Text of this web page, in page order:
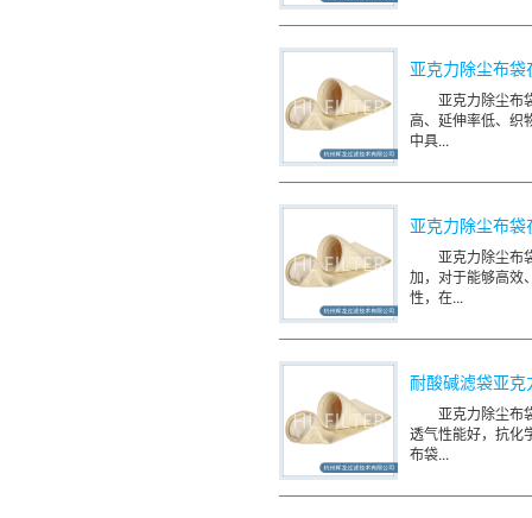
亚克力除尘布
亚克力除尘布
高、延伸率低、织
中具...
亚克力除尘布
亚克力除尘布
加，对于能够高效
性，在...
耐酸碱滤袋亚
亚克力除尘布
透气性能好，抗化
布袋...